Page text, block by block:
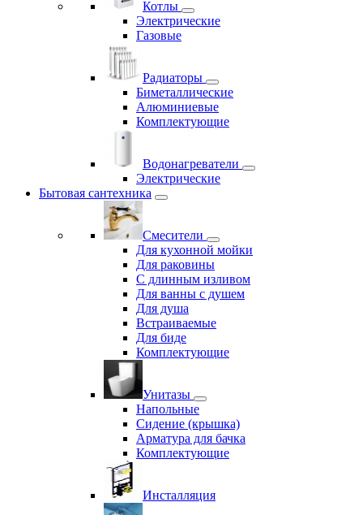
Котлы
Электрические
Газовые
Радиаторы
Биметаллические
Алюминиевые
Комплектующие
Водонагреватели
Электрические
Бытовая сантехника
Смесители
Для кухонной мойки
Для раковины
С длинным изливом
Для ванны с душем
Для душа
Встраиваемые
Для биде
Комплектующие
Унитазы
Напольные
Сидение (крышка)
Арматура для бачка
Комплектующие
Инсталляция